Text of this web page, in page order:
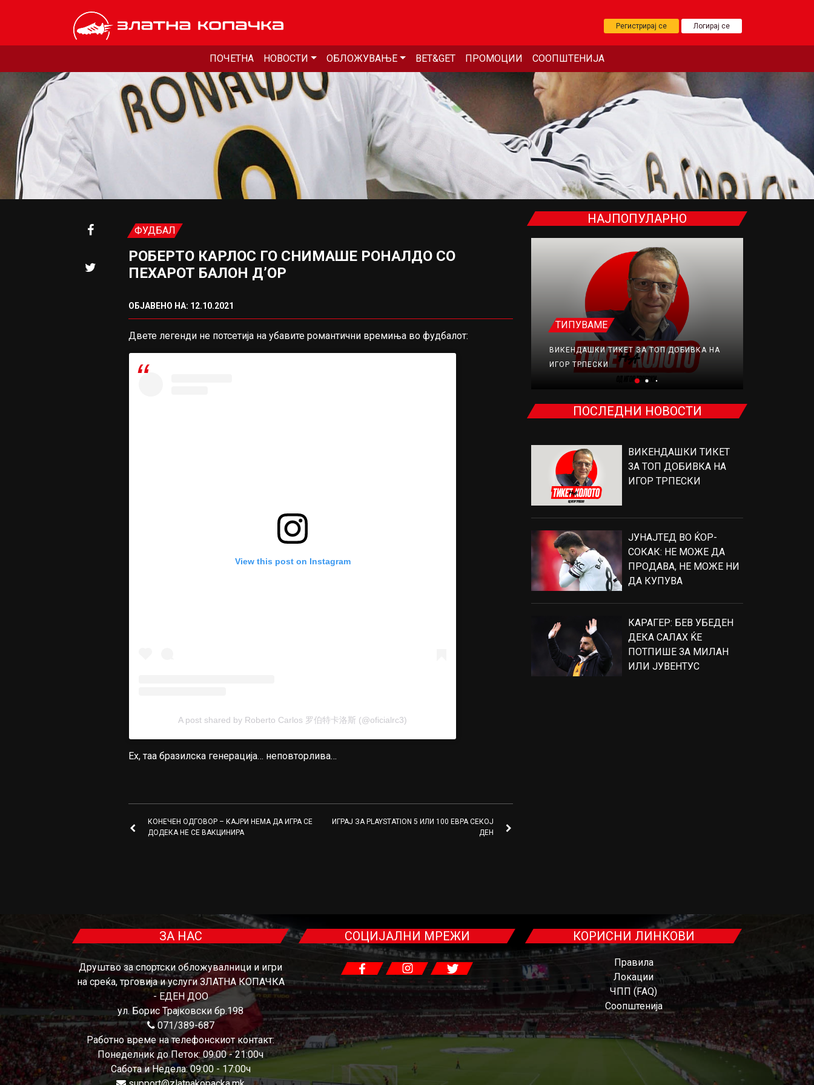
Регистрирај се Логирај се
ПОЧЕТНА НОВОСТИ ОБЛОЖУВАЊЕ BET&GET ПРОМОЦИИ СООПШТЕНИЈА
ФУДБАЛ
РОБЕРТО КАРЛОС ГО СНИМАШЕ РОНАЛДО СО
ПЕХАРОТ БАЛОН Д’ОР
ОБЈАВЕНО НА: 12.10.2021
Двете легенди не потсетија на убавите романтични времиња во фудбалот:
View this post on Instagram
A post shared by Roberto Carlos 罗伯特卡洛斯 (@oficialrc3)
Ех, таа бразилска генерација… неповторлива…
КОНЕЧЕН ОДГОВОР – КАЈРИ НЕМА ДА ИГРА СЕ
ДОДЕКА НЕ СЕ ВАКЦИНИРА
ИГРАЈ ЗА PLAYSTATION 5 ИЛИ 100 ЕВРА СЕКОЈ
ДЕН
НАЈПОПУЛАРНО
ТИПУВАМЕ
ВИКЕНДАШКИ ТИКЕТ ЗА ТОП ДОБИВКА НА
ИГОР ТРПЕСКИ
ПОСЛЕДНИ НОВОСТИ
ВИКЕНДАШКИ ТИКЕТ
ЗА ТОП ДОБИВКА НА
ИГОР ТРПЕСКИ
ЈУНАЈТЕД ВО ЌОР-
СОКАК: НЕ МОЖЕ ДА
ПРОДАВА, НЕ МОЖЕ НИ
ДА КУПУВА
КАРАГЕР: БЕВ УБЕДЕН
ДЕКА САЛАХ ЌЕ
ПОТПИШЕ ЗА МИЛАН
ИЛИ ЈУВЕНТУС
ЗА НАС
Друштво за спортски обложувалници и игри
на среќа, трговија и услуги ЗЛАТНА КОПАЧКА
- ЕДЕН ДОО
ул. Борис Трајковски бр.198
071/389-687
Работно време на телефонскиот контакт:
Понеделник до Петок: 09:00 - 21:00ч
Сабота и Недела: 09:00 - 17:00ч
СОЦИЈАЛНИ МРЕЖИ КОРИСНИ ЛИНКОВИ
Правила
Локации
ЧПП (FAQ)
Соопштенија